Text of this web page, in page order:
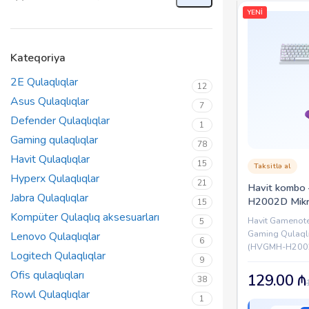
Kateqoriya
2E Qulaqlıqlar
12
Asus Qulaqlıqlar 7
Defender Qulaqlıqlar 1
Gaming qulaqlıqlar 78
Havit Qulaqlıqlar 15
Hyperx Qulaqlıqlar 21
Jabra Qulaqlıqlar 15
Kompüter Qulaqlıq aksesuarları 5
Lenovo Qulaqlıqlar 6
Logitech Qulaqlıqlar 9
Ofis qulaqlıqları 38
Rowl Qulaqlıqlar 1
YENİ
Havit kombo
H2002D
Gaming
161)
Taksitlə al
Havit
Gaming
(HVGMH-
həssaslıq |
6.0×2.7mm
129.00 ₼